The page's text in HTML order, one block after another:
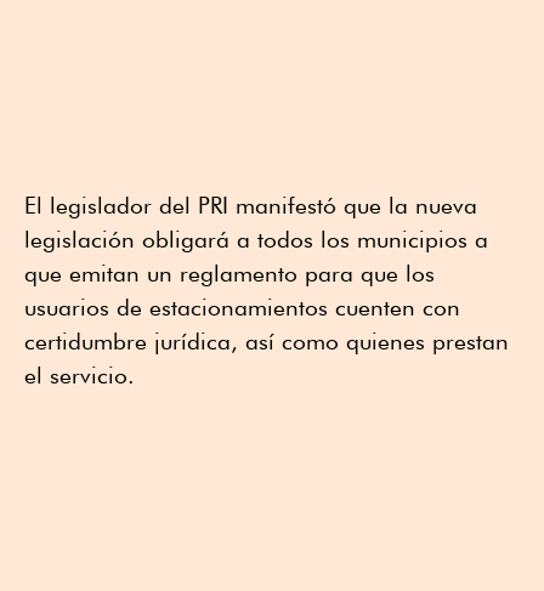
El legislador del PRI manifestó que la nueva
legislación obligará a todos los municipios a
que emitan un reglamento para que los
usuarios de estacionamientos cuenten con
certidumbre jurídica, así como quienes prestan
el servicio.